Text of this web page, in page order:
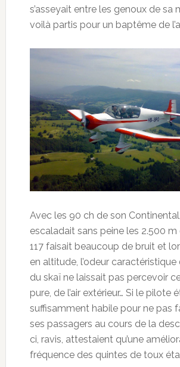
s’asseyait entre les genoux de sa
voilà partis pour un baptême de
Avec les 90 ch de son
escaladait sans peine les 2.500 m
117 faisait beaucoup de bruit et
en altitude, l’odeur
du skaï ne laissait pas percevoir
pure, de l’air extérieur… Si le pilote
suffisamment habile pour ne pas
ses passagers au cours de la
ci, ravis, attestaient qu’une
fréquence des quintes de toux